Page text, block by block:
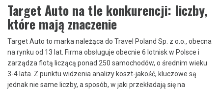
Target Auto na tle konkurencji: liczby,
które mają znaczenie
Target Auto to marka należąca do Travel Poland Sp. z o.o., obecna
na rynku od 13 lat. Firma obsługuje obecnie 6 lotnisk w Polsce i
zarządza flotą liczącą ponad 250 samochodów, o średnim wieku
3-4 lata. Z punktu widzenia analizy koszt-jakość, kluczowe są
jednak nie same liczby, a sposób, w jaki przekładają się na